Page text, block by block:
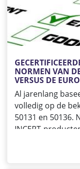
NORMEN VAN
VERSUS DE
Al jarenlang
volledig op de
50131 en 50136.
INCERT-
voor alle